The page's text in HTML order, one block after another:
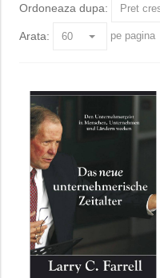
Ordoneaza dupa:
Arata: pe pagina